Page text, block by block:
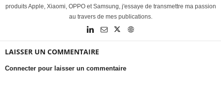
produits Apple, Xiaomi, OPPO et Samsung, j'essaye de transmettre ma passion
au travers de mes publications.
LAISSER UN COMMENTAIRE
Connecter pour laisser un commentaire